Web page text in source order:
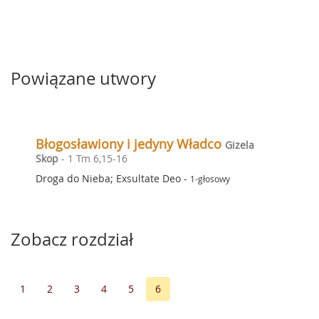
Powiązane utwory
Błogosławiony i jedyny Władco Gizela
Skop - 1 Tm 6,15-16
Droga do Nieba; Exsultate Deo - 1-głosowy
Zobacz rozdział
1 2 3 4 5 6